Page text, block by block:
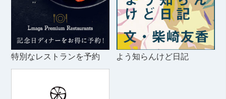
特別なレストランを予約 よう知らんけど日記